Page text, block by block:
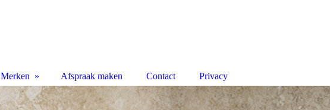
Merken Afspraak maken Contact Privacy